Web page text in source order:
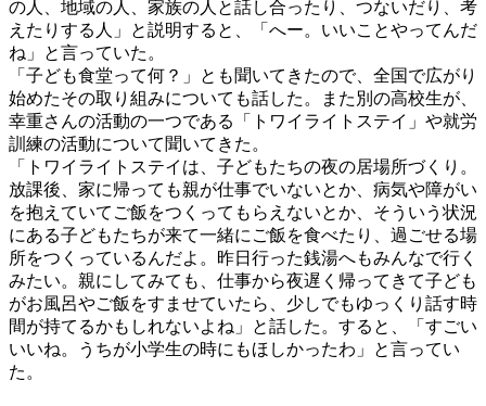
の人、地域の人、家族の人と話し合ったり、つないだり、考
えたりする人」と説明すると、「へー。いいことやってんだ
ね」と言っていた。
「子ども食堂って何？」とも聞いてきたので、全国で広がり
始めたその取り組みについても話した。また別の高校生が、
幸重さんの活動の一つである「トワイライトステイ」や就労
訓練の活動について聞いてきた。
「トワイライトステイは、子どもたちの夜の居場所づくり。
放課後、家に帰っても親が仕事でいないとか、病気や障がい
を抱えていてご飯をつくってもらえないとか、そういう状況
にある子どもたちが来て一緒にご飯を食べたり、過ごせる場
所をつくっているんだよ。昨日行った銭湯へもみんなで行く
みたい。親にしてみても、仕事から夜遅く帰ってきて子ども
がお風呂やご飯をすませていたら、少しでもゆっくり話す時
間が持てるかもしれないよね」と話した。すると、「すごい
いいね。うちが小学生の時にもほしかったわ」と言ってい
た。